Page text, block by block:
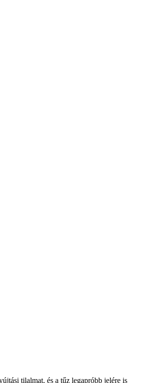
tilalmat, és a tűz legapróbb jelére is